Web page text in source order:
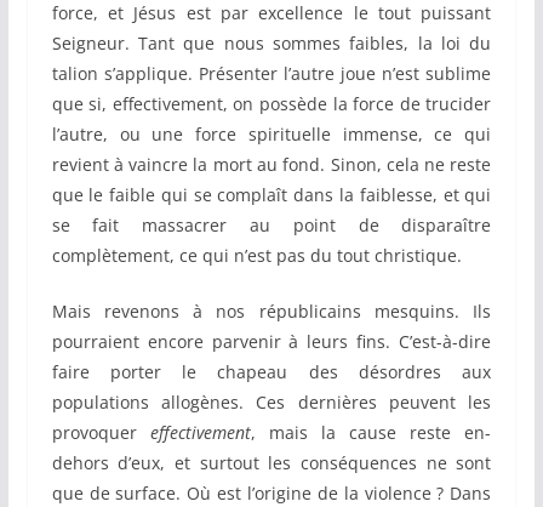
force, et Jésus est par excellence le tout puissant
Seigneur. Tant que nous sommes faibles, la loi du
talion s’applique. Présenter l’autre joue n’est sublime
que si, effectivement, on possède la force de trucider
l’autre, ou une force spirituelle immense, ce qui
revient à vaincre la mort au fond. Sinon, cela ne reste
que le faible qui se complaît dans la faiblesse, et qui
se fait massacrer au point de disparaître
complètement, ce qui n’est pas du tout christique.
Mais revenons à nos républicains mesquins. Ils
pourraient encore parvenir à leurs fins. C’est-à-dire
faire porter le chapeau des désordres aux
populations allogènes. Ces dernières peuvent les
provoquer effectivement, mais la cause reste en-
dehors d’eux, et surtout les conséquences ne sont
que de surface. Où est l’origine de la violence ? Dans